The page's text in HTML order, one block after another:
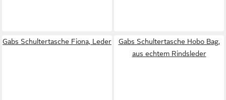
Gabs Schultertasche Fiona, Leder
Gabs Schultertasche Hobo Bag,
aus echtem Rindsleder